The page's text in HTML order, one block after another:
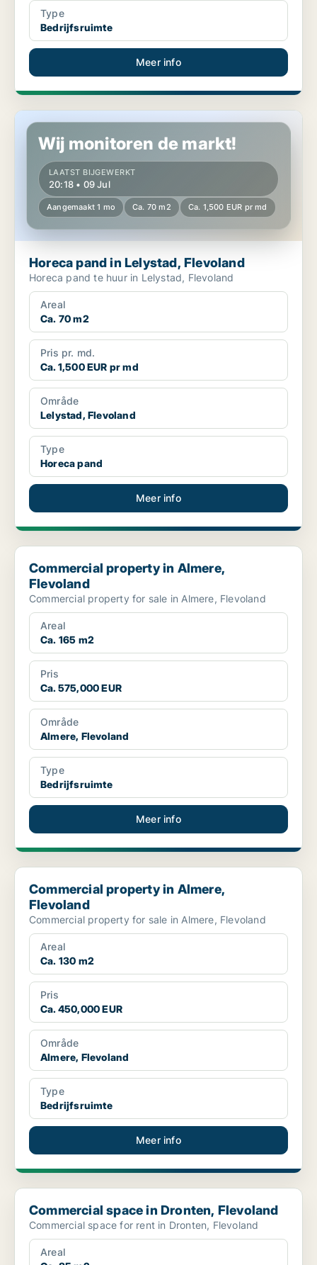
Type
Bedrijfsruimte
Meer info
Horeca pand in Lelystad, Flevoland
Wij monitoren de markt!
LAATST BIJGEWERKT
20:18 • 09 Jul
Aangemaakt 1 mo Ca. 70 m2 Ca. 1,500 EUR pr md
Horeca pand in Lelystad, Flevoland
Horeca pand te huur in Lelystad, Flevoland
Areal
Ca. 70 m2
Pris pr. md.
Ca. 1,500 EUR pr md
Område
Lelystad, Flevoland
Type
Horeca pand
Meer info
Commercial property in Almere, Flevoland
Commercial property in Almere,
Flevoland
Commercial property for sale in Almere, Flevoland
Areal
Ca. 165 m2
Pris
Ca. 575,000 EUR
Område
Almere, Flevoland
Type
Bedrijfsruimte
Meer info
Commercial property in Almere, Flevoland
Commercial property in Almere,
Flevoland
Commercial property for sale in Almere, Flevoland
Areal
Ca. 130 m2
Pris
Ca. 450,000 EUR
Område
Almere, Flevoland
Type
Bedrijfsruimte
Meer info
Commercial space in Dronten, Flevoland
Commercial space in Dronten, Flevoland
Commercial space for rent in Dronten, Flevoland
Areal